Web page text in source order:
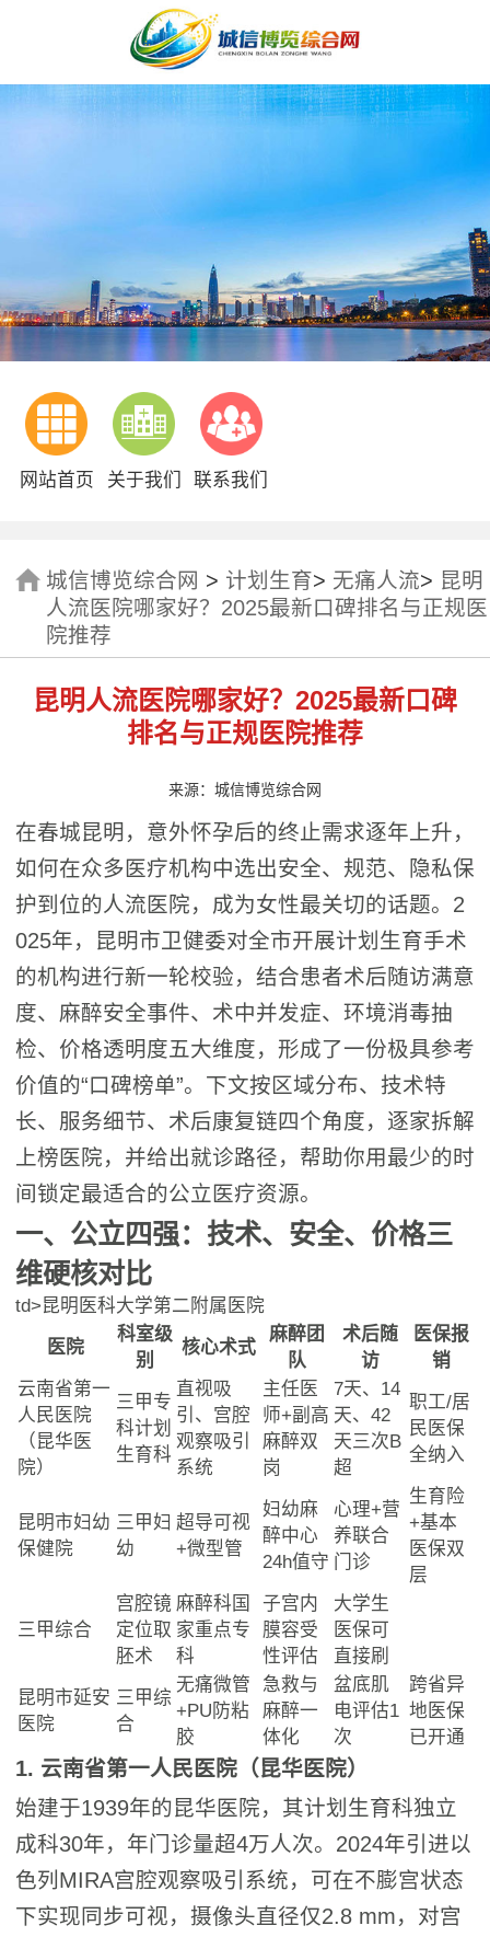
网站首页 关于我们 联系我们
城信博览综合网 > 计划生育> 无痛人流> 昆明
人流医院哪家好？2025最新口碑排名与正规医
院推荐
昆明人流医院哪家好？2025最新口碑
排名与正规医院推荐
来源：城信博览综合网
在春城昆明，意外怀孕后的终止需求逐年上升，
如何在众多医疗机构中选出安全、规范、隐私保
护到位的人流医院，成为女性最关切的话题。2
025年，昆明市卫健委对全市开展计划生育手术
的机构进行新一轮校验，结合患者术后随访满意
度、麻醉安全事件、术中并发症、环境消毒抽
检、价格透明度五大维度，形成了一份极具参考
价值的“口碑榜单”。下文按区域分布、技术特
长、服务细节、术后康复链四个角度，逐家拆解
上榜医院，并给出就诊路径，帮助你用最少的时
间锁定最适合的公立医疗资源。
一、公立四强：技术、安全、价格三
维硬核对比
td>昆明医科大学第二附属医院
医院
科室级
别
核心术式
麻醉团
队
术后随
访
医保报
销
云南省第一
人民医院
（昆华医
院）
三甲专
科计划
生育科
直视吸
引、宫腔
观察吸引
系统
主任医
师+副高
麻醉双
岗
7天、14
天、42
天三次B
超
职工/居
民医保
全纳入
昆明市妇幼
保健院
三甲妇
幼
超导可视
+微型管
妇幼麻
醉中心
24h值守
心理+营
养联合
门诊
生育险
+基本
医保双
层
三甲综合
宫腔镜
定位取
胚术
麻醉科国
家重点专
科
子宫内
膜容受
性评估
大学生
医保可
直接刷
昆明市延安
医院
三甲综
合
无痛微管
+PU防粘
胶
急救与
麻醉一
体化
盆底肌
电评估1
次
跨省异
地医保
已开通
1. 云南省第一人民医院（昆华医院）
始建于1939年的昆华医院，其计划生育科独立
成科30年，年门诊量超4万人次。2024年引进以
色列MIRA宫腔观察吸引系统，可在不膨宫状态
下实现同步可视，摄像头直径仅2.8 mm，对宫